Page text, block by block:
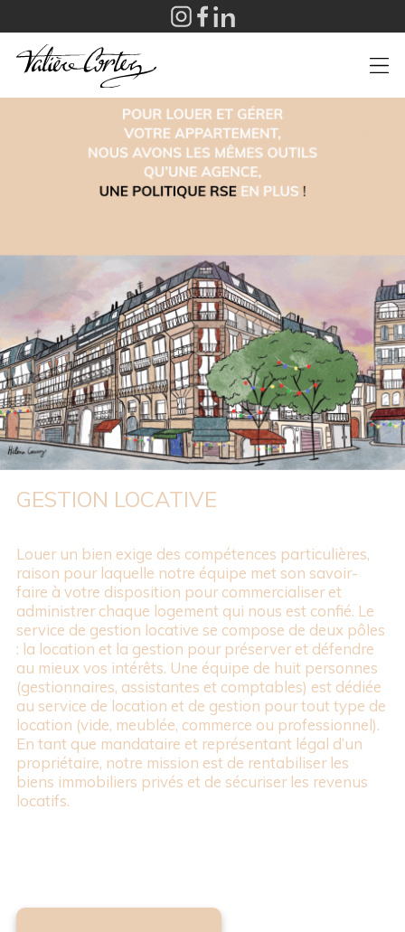
GESTION LOCATIVE
Louer un bien exige des compétences particulières,
raison pour laquelle notre équipe met son savoir-
faire à votre disposition pour commercialiser et
administrer chaque logement qui nous est confié. Le
service de gestion locative se compose de deux pôles
: la location et la gestion pour préserver et défendre
au mieux vos intérêts. Une équipe de huit personnes
(gestionnaires, assistantes et comptables) est dédiée
au service de location et de gestion pour tout type de
location (vide, meublée, commerce ou professionnel).
En tant que mandataire et représentant légal d’un
propriétaire, notre mission est de rentabiliser les
biens immobiliers privés et de sécuriser les revenus
locatifs.